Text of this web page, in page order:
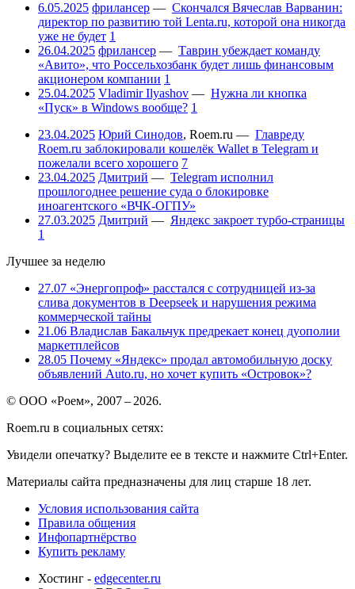
6.05.2025 фрилансер — Скончался Вячеслав Варванин:
директор по развитию той Lenta.ru, которой она никогда
уже не будет 1
26.04.2025 фрилансер — Таврин убеждает команду
«Авито», что Россельхозбанк будет лишь финансовым
акционером компании 1
25.04.2025 Vladimir Ilyashov — Нужна ли кнопка
«Пуск» в Windows вообще? 1
23.04.2025 Юрий Синодов, Roem.ru — Главреду
Roem.ru заблокировали кошелёк Wallet в Telegram и
пожелали всего хорошего 7
23.04.2025 Дмитрий — Telegram исполнил
прошлогоднее решение суда о блокировке
иноагентского «ВЧК-ОГПУ»
27.03.2025 Дмитрий — Яндекс закроет турбо-страницы
1
Лучшее за неделю
27.07 «Энергопроф» расстался с сотрудницей из-за
слива документов в Deepseek и нарушения режима
коммерческой тайны
21.06 Владислав Бакальчук предрекает конец дуополии
маркетплейсов
28.05 Почему «Яндекс» продал автомобильную доску
объявлений Auto.ru, но хочет купить «Островок»?
© ООО «Роем», 2007 – 2026.
Roem.ru в социальных сетях:
Увидели опечатку? Выделите ее в тексте и нажмите Ctrl+Enter.
Материалы сайта предназначены для лиц старше 18 лет.
Условия использования сайта
Правила общения
Инфопартнёрство
Купить рекламу
Хостинг - edgecenter.ru